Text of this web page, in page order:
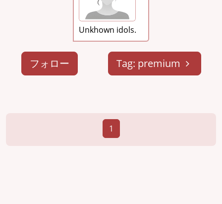
Unkhown idols.
フォロー Tag: premium
1